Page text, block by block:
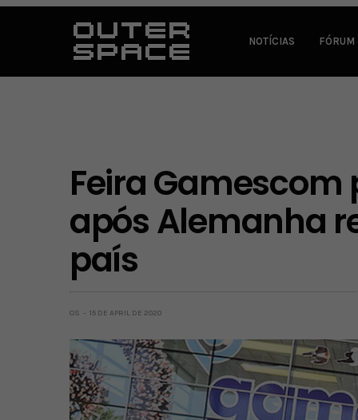
NOTÍCIAS FÓRUM
Feira
após Alemanha
país
OS 15 DE APRIL DE 2020